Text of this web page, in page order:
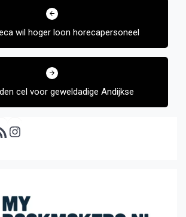
wil hoger loon horecapersoneel
cel voor geweldadige Andijkse
RSS feed